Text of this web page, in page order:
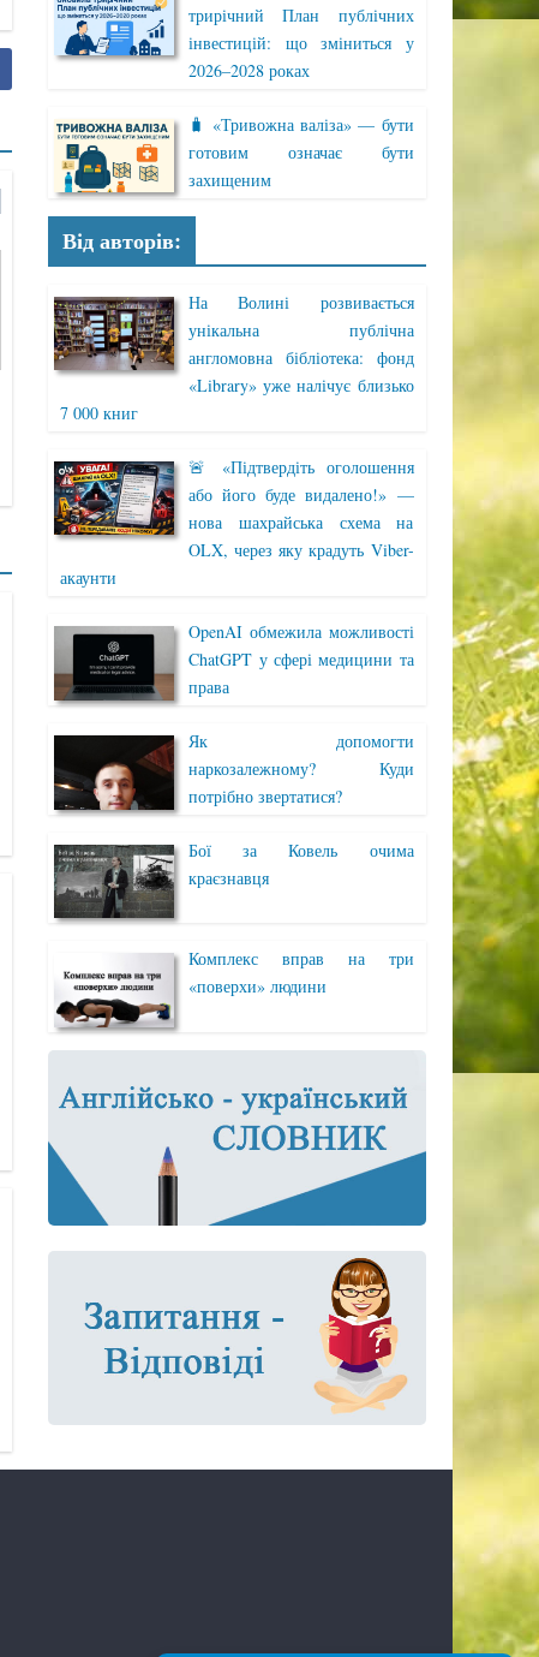
трирічний План публічних
інвестицій: що зміниться у
2026–2028 роках
🧳 «Тривожна валіза» — бути
готовим означає бути
захищеним
Від авторів:
На Волині розвивається
унікальна публічна
англомовна бібліотека: фонд
«Library» уже налічує близько
7 000 книг
🚨 «Підтвердіть оголошення
або його буде видалено!» —
нова шахрайська схема на
OLX, через яку крадуть Viber-
акаунти
OpenAI обмежила можливості
ChatGPT у сфері медицини та
права
Як допомогти
наркозалежному? Куди
потрібно звертатися?
Бої за Ковель очима
краєзнавця
Комплекс вправ на три
«поверхи» людини